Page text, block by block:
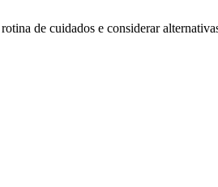
de cuidados e considerar